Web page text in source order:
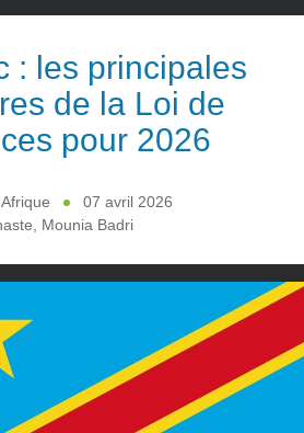
: les principales
de la Loi de
pour 2026
07 avril 2026
, Mounia Badri